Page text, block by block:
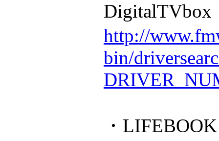
http://
bin/
・